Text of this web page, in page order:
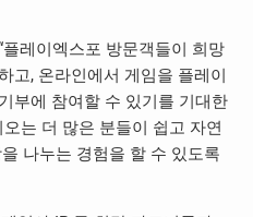
레이엑스포 방문객들이 희망
고, 온라인에서 게임을 플레이
부에 참여할 수 있기를 기대한
는 더 많은 분들이 쉽고 자연
나누는 경험을 할 수 있도록